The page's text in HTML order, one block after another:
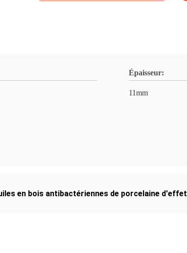
Épaisseur:
11mm
en bois antibactériennes de porcelaine d'effet